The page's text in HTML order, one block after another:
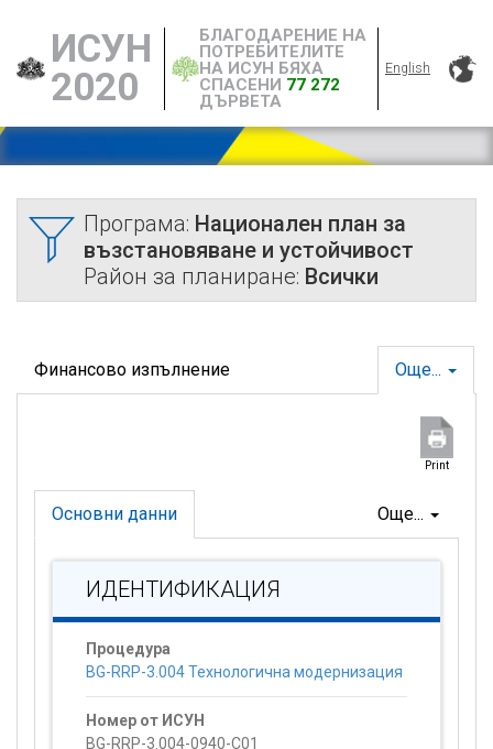
ИСУН
2020
БЛАГОДАРЕНИЕ НА
ПОТРЕБИТЕЛИТЕ
НА ИСУН БЯХА
СПАСЕНИ 77 272
ДЪРВЕТА
English
Програма: Национален план за
възстановяване и устойчивост
Район за планиране: Всички
Още...
Финансово изпълнение
Print
Още...
Основни данни
ИДЕНТИФИКАЦИЯ
Процедура
BG-RRP-3.004 Технологична модернизация
Номер от ИСУН
BG-RRP-3.004-0940-C01